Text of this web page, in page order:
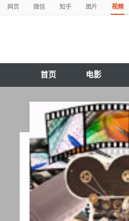
网页 微信 知乎 图片 视频
首页 电影